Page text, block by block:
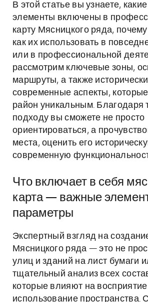
В этой статье вы узнаете,
элементы включены в
карту Мясницкого ряда,
как их использовать в
или в профессиональной
рассмотрим ключевые зоны,
маршруты, а также
современные аспекты,
район уникальным. Благодаря
подходу вы сможете не просто
ориентироваться, а
места, оценить его
современную
Что включает в себя
карта — важные
параметры
Экспертный взгляд на
Мясницкого ряда — это не
улиц и зданий на лист бумаги
тщательный анализ всех
которые влияют на восприятие
использование пространства.